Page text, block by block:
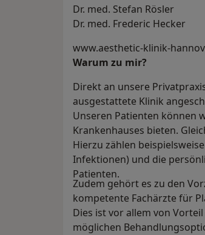
Dr. med. Stefan Rösler
Dr. med. Frederic Hecker
www.aesthetic-klinik-
Warum zu mir?
Direkt an unsere
ausgestattete Klinik
Unseren Patienten können
Krankenhauses bieten.
Hierzu zählen
Infektionen) und die
Patienten.
Zudem gehört es zu den
kompetente Fachärzte für
Dies ist vor allem von
möglichen